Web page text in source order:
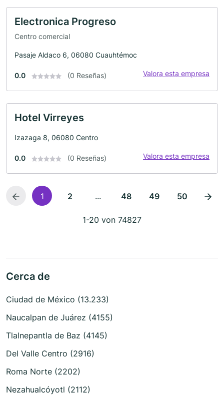
Electronica Progreso
Centro comercial
Pasaje Aldaco 6, 06080 Cuauhtémoc
0.0 (0 Reseñas) Valora esta empresa
Hotel Virreyes
Izazaga 8, 06080 Centro
0.0 (0 Reseñas) Valora esta empresa
1 2 ... 48 49 50
1-20 von 74827
Cerca de
Ciudad de México (13.233)
Naucalpan de Juárez (4155)
Tlalnepantla de Baz (4145)
Del Valle Centro (2916)
Roma Norte (2202)
Nezahualcóyotl (2112)